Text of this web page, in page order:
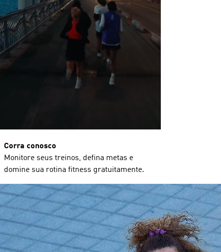
Corra conosco
Monitore seus treinos, defina metas e
domine sua rotina fitness gratuitamente.